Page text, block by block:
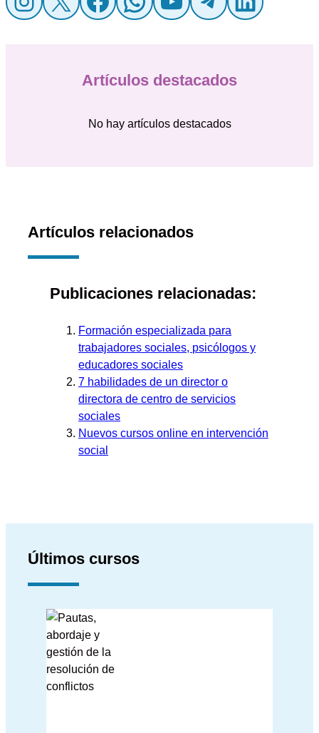
Artículos destacados
No hay artículos destacados
Artículos relacionados
Publicaciones relacionadas:
Formación especializada para
trabajadores sociales, psicólogos y
educadores sociales
7 habilidades de un director o
directora de centro de servicios
sociales
Nuevos cursos online en intervención
social
Últimos cursos